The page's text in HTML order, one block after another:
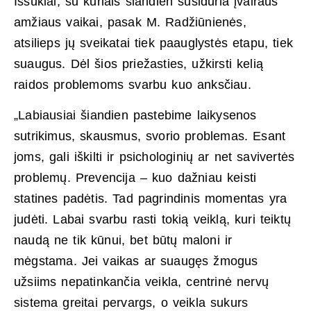
amžiaus vaikai, pasak M. Radžiūnienės,
atsilieps jų sveikatai tiek paauglystės etapu, tiek
suaugus. Dėl šios priežasties, užkirsti kelią
raidos problemoms svarbu kuo anksčiau.
„Labiausiai šiandien pastebime laikysenos
sutrikimus, skausmus, svorio problemas. Esant
joms, gali iškilti ir psichologinių ar net savivertės
problemų. Prevencija – kuo dažniau keisti
statines padėtis. Tad pagrindinis momentas yra
judėti. Labai svarbu rasti tokią veiklą, kuri teiktų
naudą ne tik kūnui, bet būtų maloni ir
mėgstama. Jei vaikas ar suaugęs žmogus
užsiims nepatinkančia veikla, centrinė nervų
sistema greitai pervargs, o veikla sukurs